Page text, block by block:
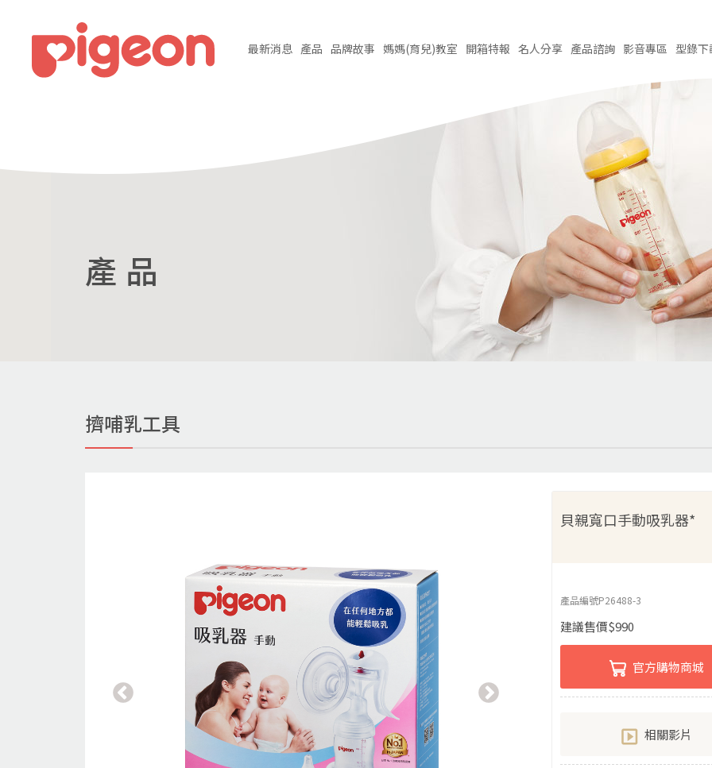
最新消息 產品 品牌故事 媽媽(育兒)教室 開箱特報 名人分享 產品諮詢 影音專區 型錄下
產 品
擠哺乳工具
貝親寬口手動吸乳器*
產品編號P26488-3
建議售價$990
官方購物商城
相關影片